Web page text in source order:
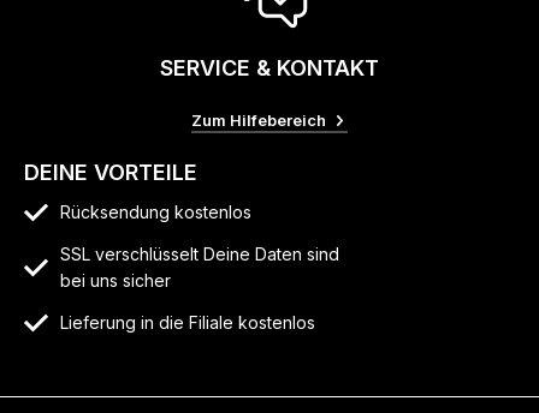
SERVICE & KONTAKT
Zum Hilfebereich
DEINE VORTEILE
Rücksendung kostenlos
SSL verschlüsselt Deine Daten sind
bei uns sicher
Lieferung in die Filiale kostenlos